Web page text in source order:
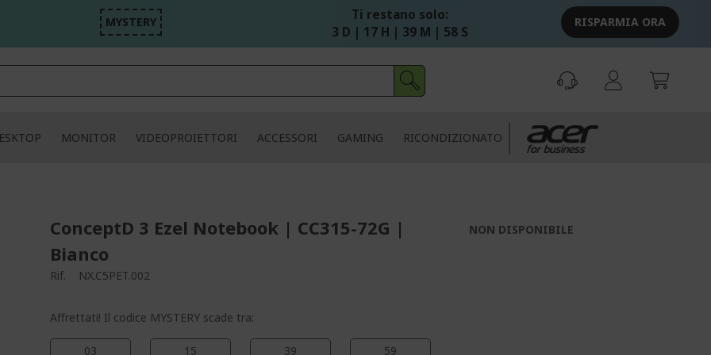
MYSTERY
Ti restano solo:
3 D | 17 H | 39 M | 57 S
RISPARMIA ORA
MONITOR VIDEOPROIETTORI ACCESSORI GAMING RICONDIZIONATO
ConceptD 3 Ezel Notebook | CC315-72G |
Bianco
Rif. NX.C5PET.002
Affrettati! Il codice MYSTERY scade tra:
03 15 39 58
NON DISPONIBILE